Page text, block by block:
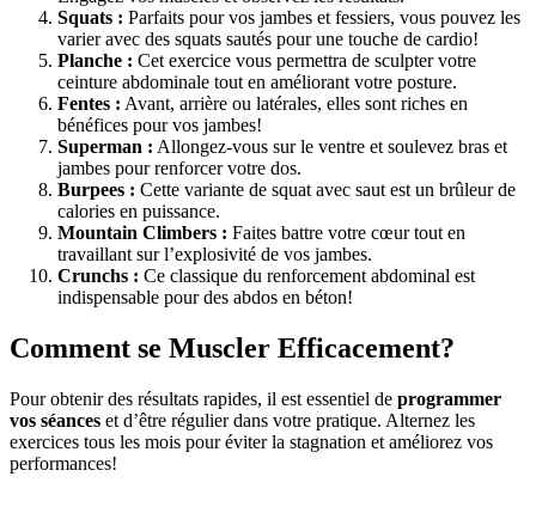
Squats : Parfaits pour vos jambes et fessiers, vous pouvez les
varier avec des squats sautés pour une touche de cardio!
Planche : Cet exercice vous permettra de sculpter votre
ceinture abdominale tout en améliorant votre posture.
Fentes : Avant, arrière ou latérales, elles sont riches en
bénéfices pour vos jambes!
Superman : Allongez-vous sur le ventre et soulevez bras et
jambes pour renforcer votre dos.
Burpees : Cette variante de squat avec saut est un brûleur de
calories en puissance.
Mountain Climbers : Faites battre votre cœur tout en
travaillant sur l’explosivité de vos jambes.
Crunchs : Ce classique du renforcement abdominal est
indispensable pour des abdos en béton!
Comment se Muscler Efficacement?
Pour obtenir des résultats rapides, il est essentiel de programmer
vos séances et d’être régulier dans votre pratique. Alternez les
exercices tous les mois pour éviter la stagnation et améliorez vos
performances!